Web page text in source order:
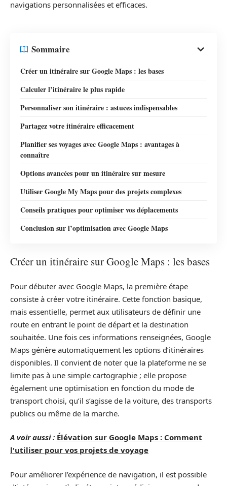
navigations personnalisées et efficaces.
Sommaire
Créer un itinéraire sur Google Maps : les bases
Calculer l’itinéraire le plus rapide
Personnaliser son itinéraire : astuces indispensables
Partagez votre itinéraire efficacement
Planifier ses voyages avec Google Maps : avantages à
connaître
Options avancées pour un itinéraire sur mesure
Utiliser Google My Maps pour des projets complexes
Conseils pratiques pour optimiser vos déplacements
Conclusion sur l’optimisation avec Google Maps
Créer un itinéraire sur Google Maps : les bases
Pour débuter avec Google Maps, la première étape
consiste à créer votre itinéraire. Cette fonction basique,
mais essentielle, permet aux utilisateurs de définir une
route en entrant le point de départ et la destination
souhaitée. Une fois ces informations renseignées, Google
Maps génère automatiquement les options d’itinéraires
disponibles. Il convient de noter que la plateforme ne se
limite pas à une simple cartographie ; elle propose
également une optimisation en fonction du mode de
transport choisi, qu’il s’agisse de la voiture, des transports
publics ou même de la marche.
A voir aussi : Élévation sur Google Maps : Comment
l'utiliser pour vos projets de voyage
Pour améliorer l’expérience de navigation, il est possible